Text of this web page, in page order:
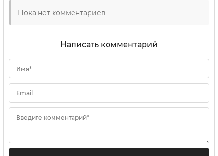
Пока нет комментариев
Написать комментарий
Имя*
Email
Введите комментарий*